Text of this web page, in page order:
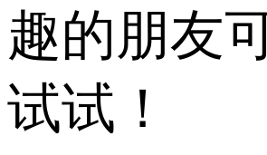
趣的朋友
试试！